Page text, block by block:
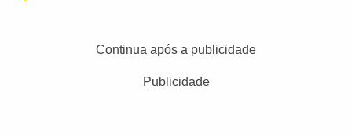
Continua após a publicidade
Publicidade